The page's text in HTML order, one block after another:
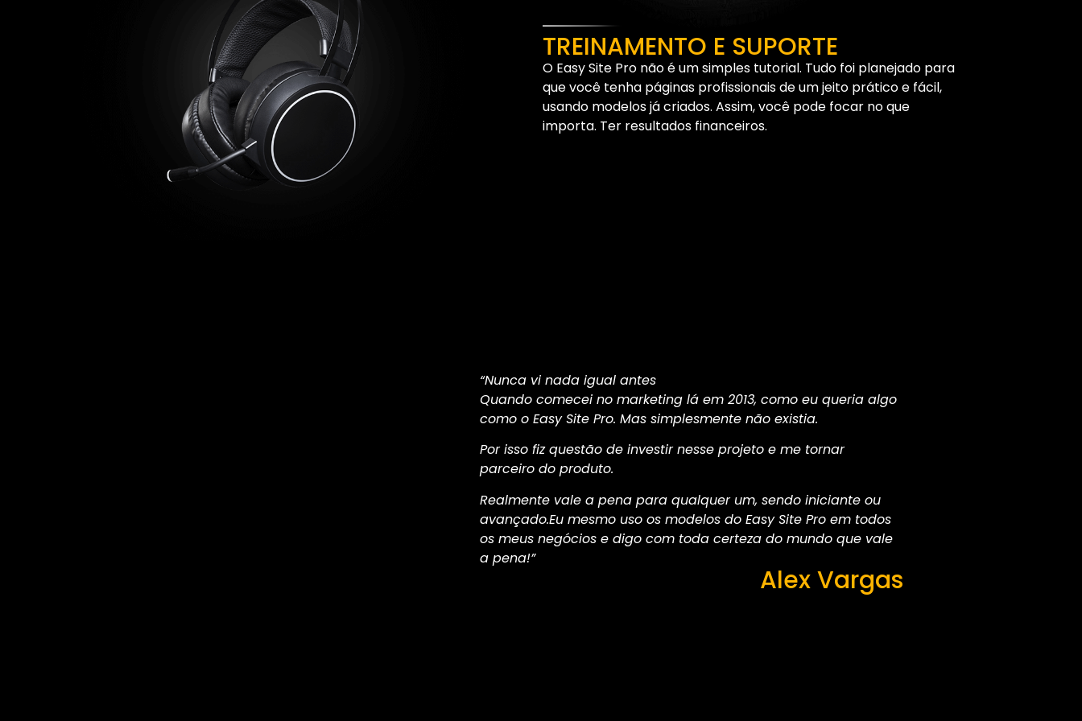
TREINAMENTO E SUPORTE
O Easy Site Pro não é um simples tutorial. Tudo foi planejado para
que você tenha páginas profissionais de um jeito prático e fácil,
usando modelos já criados. Assim, você pode focar no que
importa. Ter resultados financeiros.
“Nunca vi nada igual antes
Quando comecei no marketing lá em 2013, como eu queria algo
como o Easy Site Pro. Mas simplesmente não existia.
Por isso fiz questão de investir nesse projeto e me tornar
parceiro do produto.
Realmente vale a pena para qualquer um, sendo iniciante ou
avançado.Eu mesmo uso os modelos do Easy Site Pro em todos
os meus negócios e digo com toda certeza do mundo que vale
a pena!”
Alex Vargas